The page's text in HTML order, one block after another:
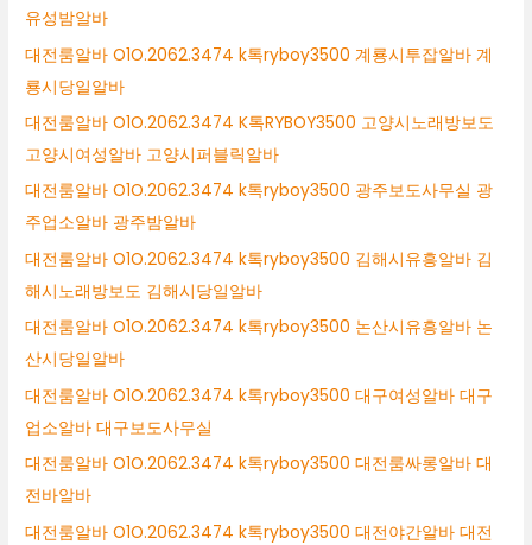
유성밤알바
대전룸알바 O1O.2062.3474 k톡ryboy3500 계룡시투잡알바 계
룡시당일알바
대전룸알바 O1O.2062.3474 K톡RYBOY3500 고양시노래방보도
고양시여성알바 고양시퍼블릭알바
대전룸알바 O1O.2062.3474 k톡ryboy3500 광주보도사무실 광
주업소알바 광주밤알바
대전룸알바 O1O.2062.3474 k톡ryboy3500 김해시유흥알바 김
해시노래방보도 김해시당일알바
대전룸알바 O1O.2062.3474 k톡ryboy3500 논산시유흥알바 논
산시당일알바
대전룸알바 O1O.2062.3474 k톡ryboy3500 대구여성알바 대구
업소알바 대구보도사무실
대전룸알바 O1O.2062.3474 k톡ryboy3500 대전룸싸롱알바 대
전바알바
대전룸알바 O1O.2062.3474 k톡ryboy3500 대전야간알바 대전